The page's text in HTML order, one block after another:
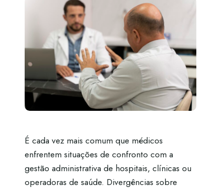
É cada vez mais comum que médicos
enfrentem situações de confronto com a
gestão administrativa de hospitais, clínicas ou
operadoras de saúde. Divergências sobre